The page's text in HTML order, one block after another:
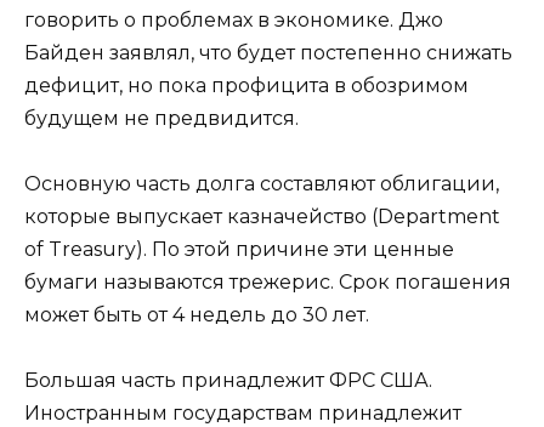
говорить о проблемах в экономике. Джо
Байден заявлял, что будет постепенно снижать
дефицит, но пока профицита в обозримом
будущем не предвидится.
Основную часть долга составляют облигации,
которые выпускает казначейство (Department
of Treasury). По этой причине эти ценные
бумаги называются трежерис. Срок погашения
может быть от 4 недель до 30 лет.
Большая часть принадлежит ФРС США.
Иностранным государствам принадлежит